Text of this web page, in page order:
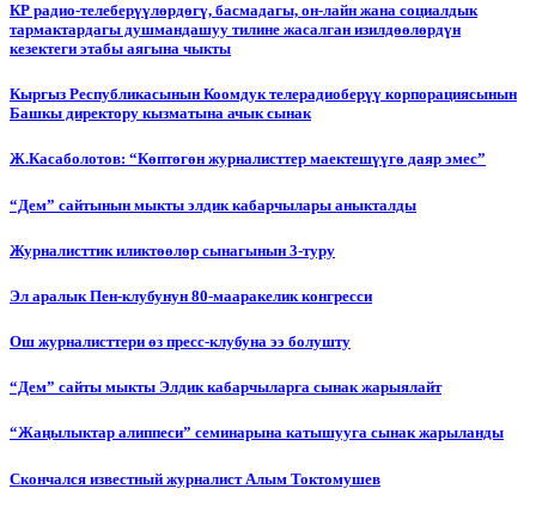
КР радио-телеберүүлөрдөгү, басмадагы, он-лайн жана социалдык
тармактардагы душмандашуу тилине жасалган изилдөөлөрдүн
кезектеги этабы аягына чыкты
Кыргыз Республикасынын Коомдук телерадиоберүү корпорациясынын
Башкы директору кызматына ачык сынак
Ж.Касаболотов: “Көптөгөн журналисттер маектешүүгө даяр эмес”
“Дем” сайтынын мыкты элдик кабарчылары аныкталды
Журналисттик иликтөөлөр сынагынын 3-туру
Эл аралык Пен-клубунун 80-мааракелик конгресси
Ош журналисттери өз пресс-клубуна ээ болушту
“Дем” сайты мыкты Элдик кабарчыларга сынак жарыялайт
“Жаңылыктар алиппеси” семинарына катышууга сынак жарыланды
Cкончался известный журналист Алым Токтомушев